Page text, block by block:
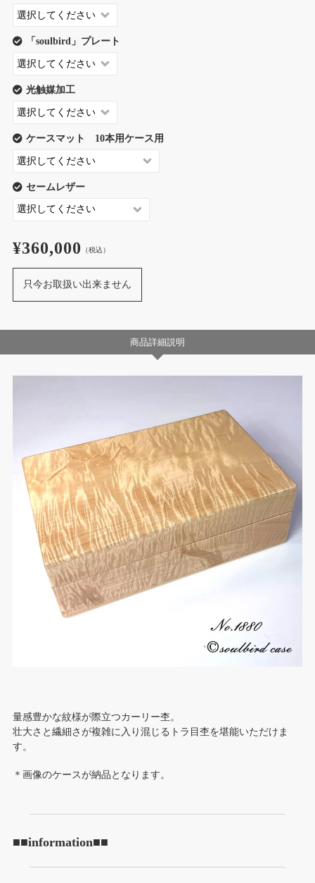
「soulbird」プレート
光触媒加工
ケースマット 10本用ケース用
セームレザー
¥360,000 （税込）
只今お取扱い出来ません
商品詳細説明
量感豊かな紋様が際立つカーリー杢。
壮大さと繊細さが複雑に入り混じるトラ目杢を堪能いただけま
す。
＊画像のケースが納品となります。
■■information■■